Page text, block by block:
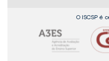
O ISCSP é